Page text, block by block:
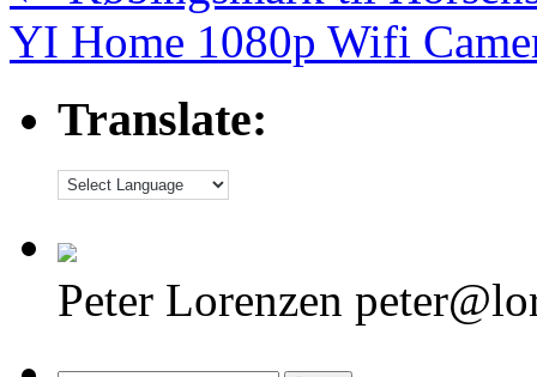
YI Home 1080p Wifi
Translate:
Peter Lorenzen